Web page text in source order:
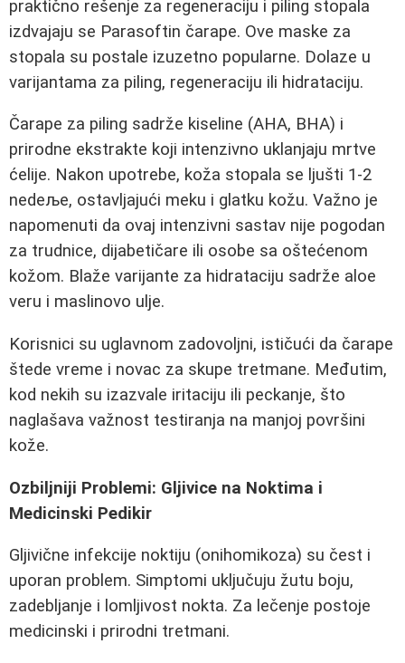
praktično rešenje za regeneraciju i piling stopala
izdvajaju se Parasoftin čarape. Ove maske za
stopala su postale izuzetno popularne. Dolaze u
varijantama za piling, regeneraciju ili hidrataciju.
Čarape za piling sadrže kiseline (AHA, BHA) i
prirodne ekstrakte koji intenzivno uklanjaju mrtve
ćelije. Nakon upotrebe, koža stopala se ljušti 1-2
nedeље, ostavljajući meku i glatku kožu. Važno je
napomenuti da ovaj intenzivni sastav nije pogodan
za trudnice, dijabetičare ili osobe sa oštećenom
kožom. Blaže varijante za hidrataciju sadrže aloe
veru i maslinovo ulje.
Korisnici su uglavnom zadovoljni, ističući da čarape
štede vreme i novac za skupe tretmane. Međutim,
kod nekih su izazvale iritaciju ili peckanje, što
naglašava važnost testiranja na manjoj površini
kože.
Ozbiljniji Problemi: Gljivice na Noktima i
Medicinski Pedikir
Gljivične infekcije noktiju (onihomikoza) su čest i
uporan problem. Simptomi uključuju žutu boju,
zadebljanje i lomljivost nokta. Za lečenje postoje
medicinski i prirodni tretmani.